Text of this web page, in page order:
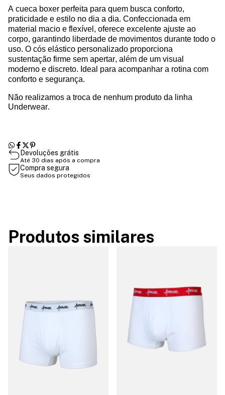
A cueca boxer perfeita para quem busca conforto,
praticidade e estilo no dia a dia. Confeccionada em
material macio e flexível, oferece excelente ajuste ao
corpo, garantindo liberdade de movimentos durante todo o
uso. O cós elástico personalizado proporciona
sustentação firme sem apertar, além de um visual
moderno e discreto. Ideal para acompanhar a rotina com
conforto e segurança.
Não realizamos a troca de nenhum produto da linha
Underwear.
Devoluções grátis
Até 30 dias após a compra
Compra segura
Seus dados protegidos
Produtos similares